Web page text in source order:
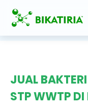
JUAL
STP WWTP